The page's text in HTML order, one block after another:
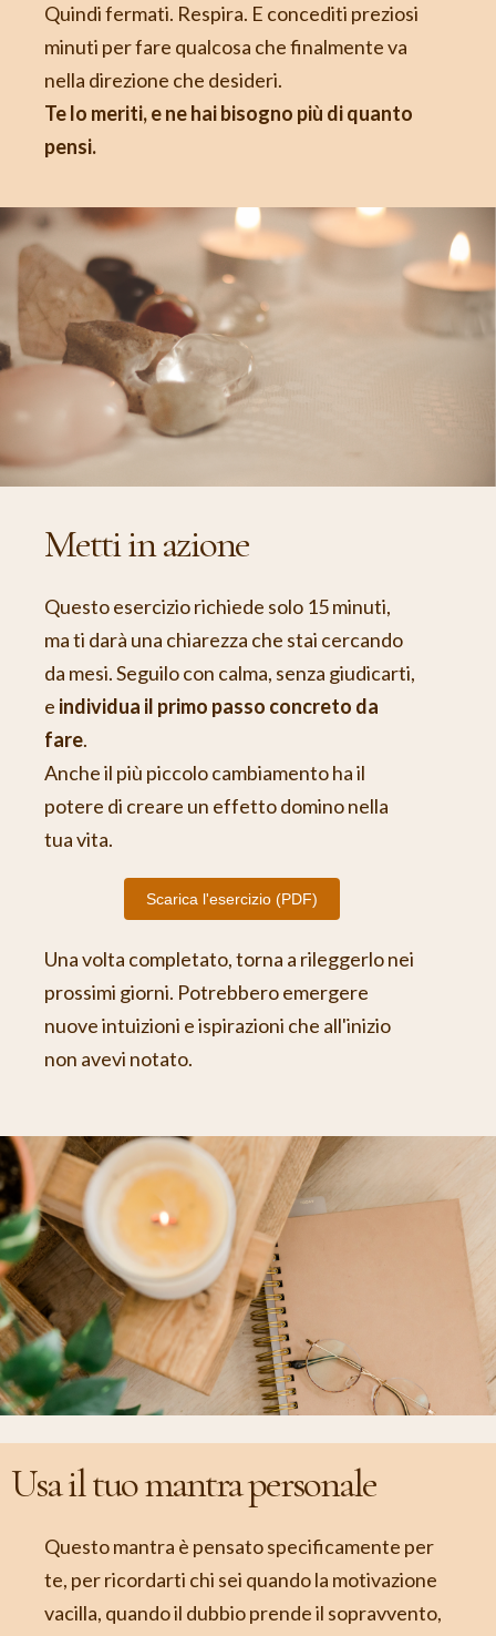
Quindi fermati. Respira. E concediti preziosi
minuti per fare qualcosa che finalmente va
nella direzione che desideri.
Te lo meriti, e ne hai bisogno più di quanto
pensi.
Metti in azione
Questo esercizio richiede solo 15 minuti,
ma ti darà una chiarezza che stai cercando
da mesi. Seguilo con calma, senza giudicarti,
e individua il primo passo concreto da
fare.
Anche il più piccolo cambiamento ha il
potere di creare un effetto domino nella
tua vita.
Scarica l'esercizio (PDF)
Una volta completato, torna a rileggerlo nei
prossimi giorni. Potrebbero emergere
nuove intuizioni e ispirazioni che all'inizio
non avevi notato.
Usa il tuo mantra personale
Questo mantra è pensato specificamente per
te, per ricordarti chi sei quando la motivazione
vacilla, quando il dubbio prende il sopravvento,